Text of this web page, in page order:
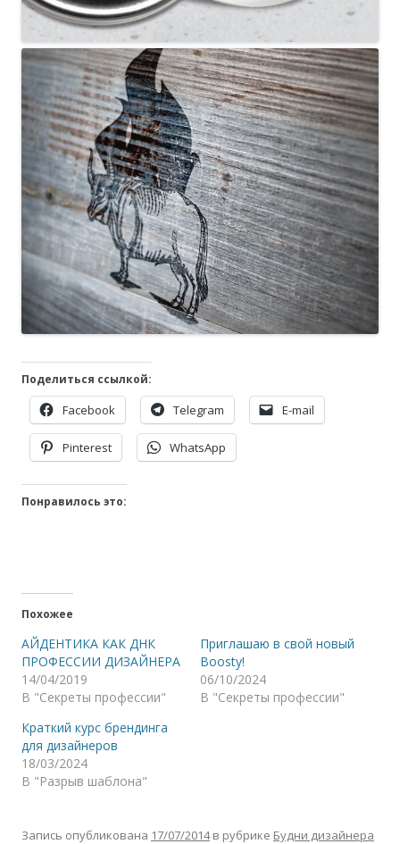
Поделиться ссылкой:
Facebook Telegram E-mail
Pinterest WhatsApp
Понравилось это:
Похожее
АЙДЕНТИКА КАК ДНК
ПРОФЕССИИ ДИЗАЙНЕРА
14/04/2019
В "Секреты профессии"
Приглашаю в свой новый
Boosty!
06/10/2024
В "Секреты профессии"
Краткий курс брендинга
для дизайнеров
18/03/2024
В "Разрыв шаблона"
Запись опубликована 17/07/2014в рубрике Будни дизайнера